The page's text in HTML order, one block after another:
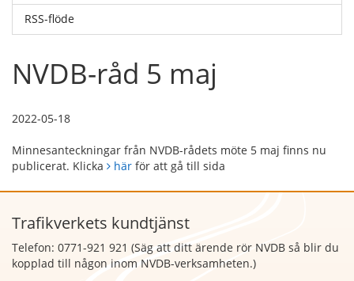
RSS-flöde
NVDB-råd 5 maj
2022-05-18
Minnesanteckningar från NVDB-rådets möte 5 maj finns nu
publicerat. Klicka
här för att gå till sida
Trafikverkets kundtjänst
Telefon: 0771-921 921 (Säg att ditt ärende rör NVDB så blir du
kopplad till någon inom NVDB-verksamheten.)